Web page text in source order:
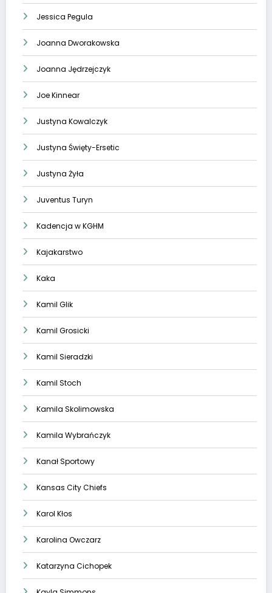
Jessica Pegula
Joanna Dworakowska
Joanna Jędrzejczyk
Joe Kinnear
Justyna Kowalczyk
Justyna Święty-Ersetic
Justyna Żyła
Juventus Turyn
Kadencja w KGHM
Kajakarstwo
Kaka
Kamil Glik
Kamil Grosicki
Kamil Sieradzki
Kamil Stoch
Kamila Skolimowska
Kamila Wybrańczyk
Kanał Sportowy
Kansas City Chiefs
Karol Kłos
Karolina Owczarz
Katarzyna Cichopek